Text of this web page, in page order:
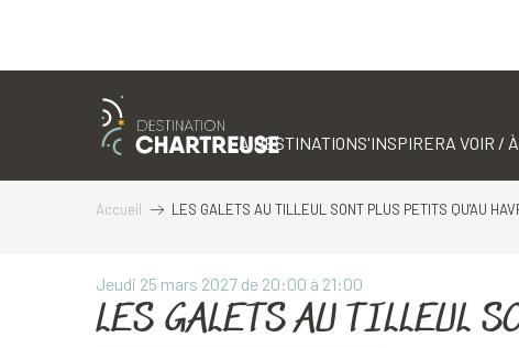
LA DESTINATIONS'INSPIRERA VOIR /
Accueil LES GALETS AU TILLEUL SONT PLUS PETITS QU'AU
Jeudi 25 mars 2027 de 20:00 à 21:00
LES GALETS AU TILLEUL